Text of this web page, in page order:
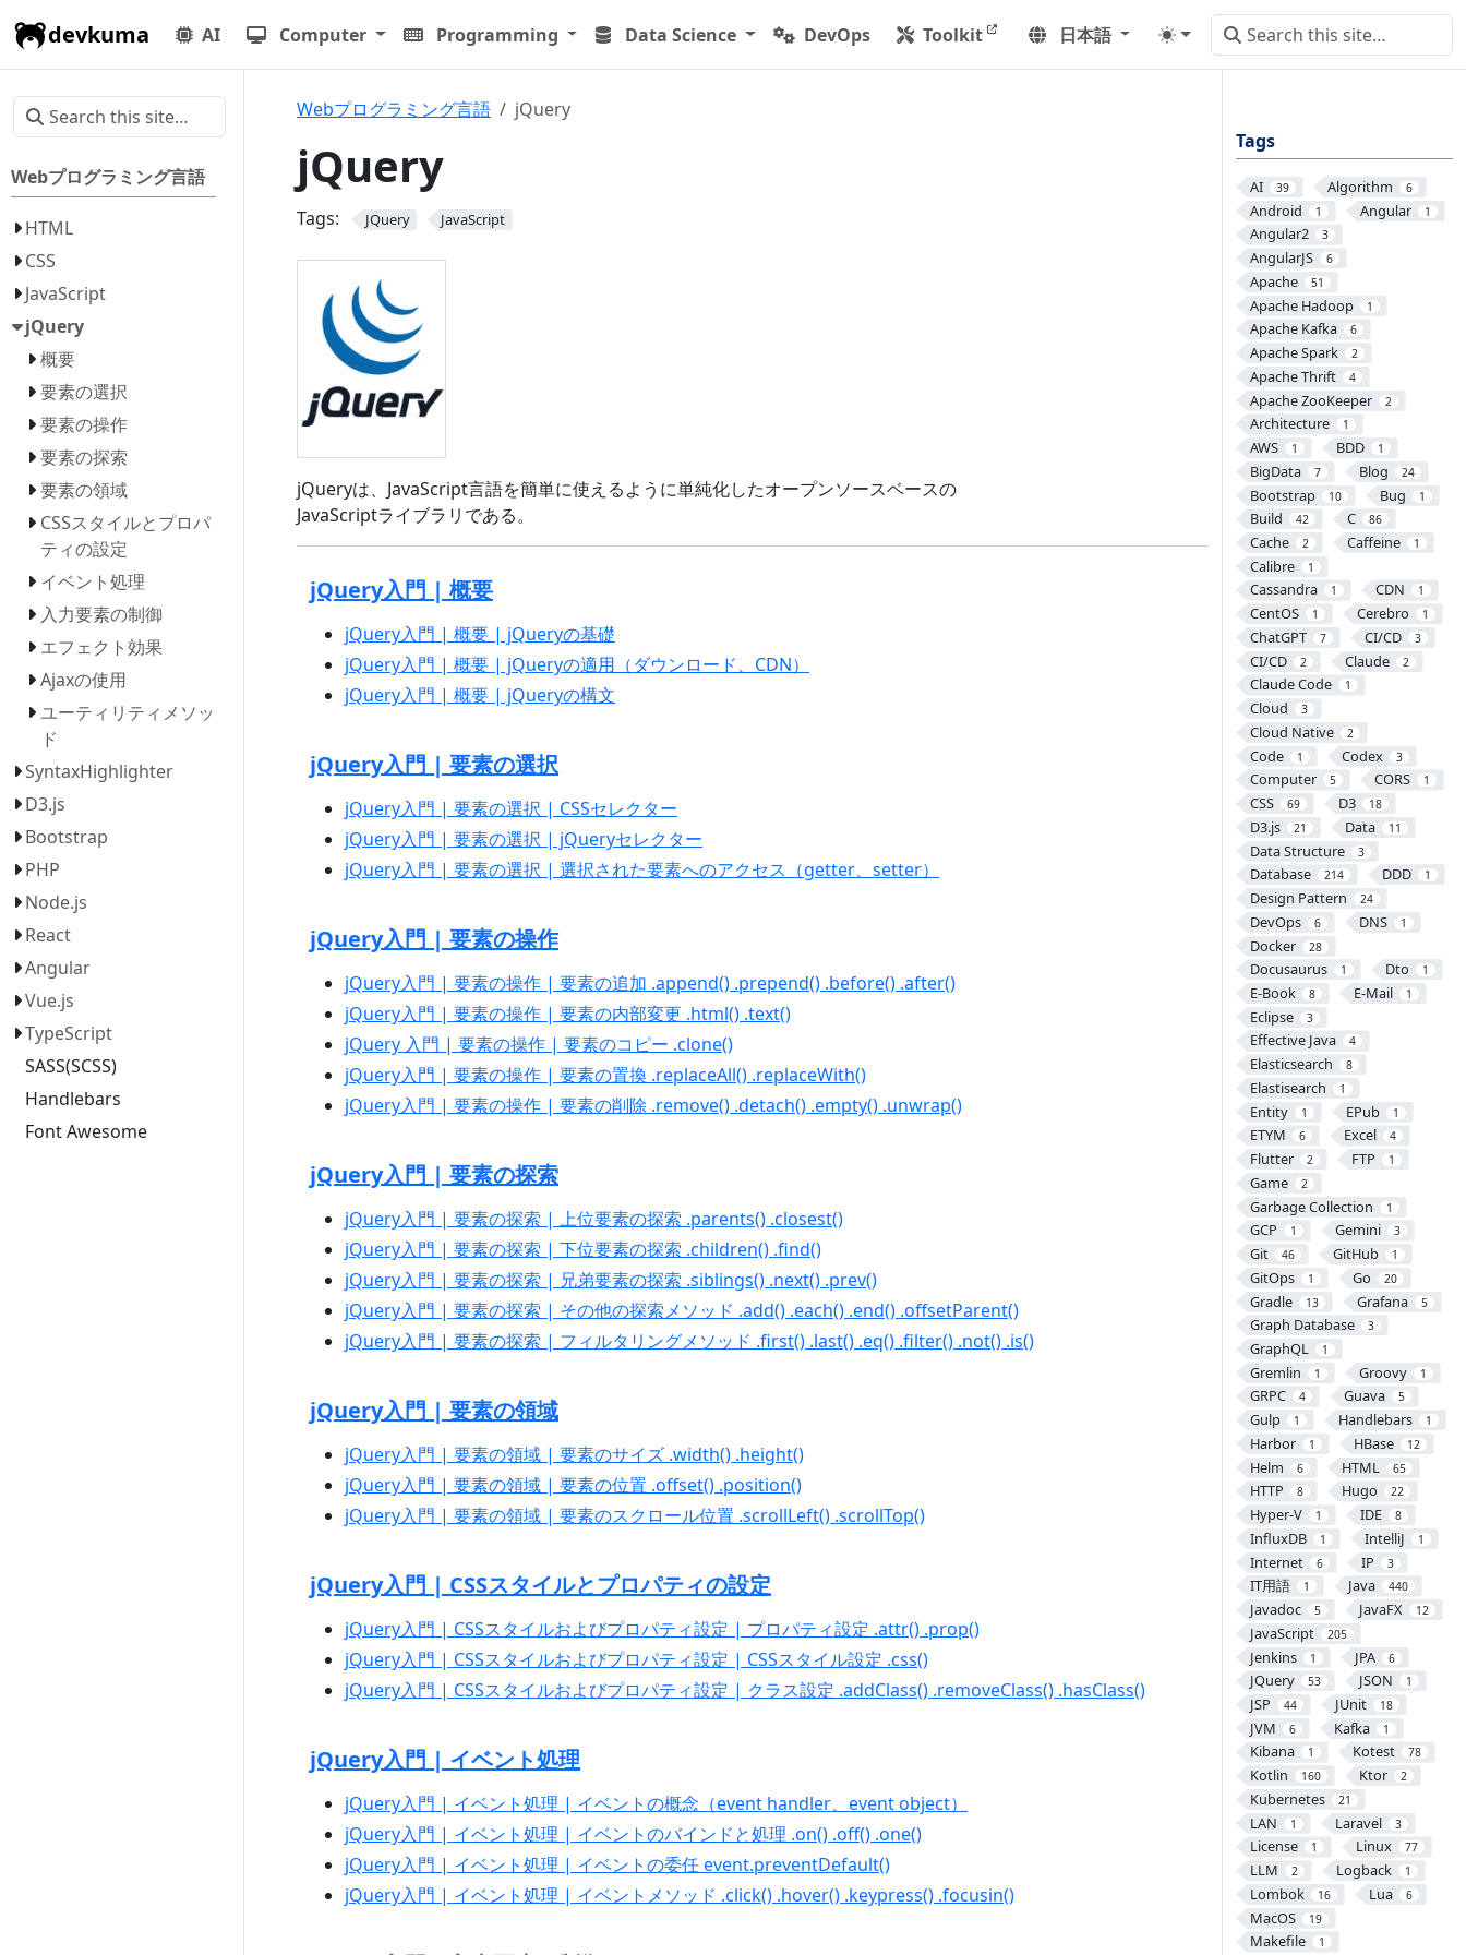
devkuma AI Computer Programming Data Science DevOps Toolkit 日本語
Webプログラミング言語
HTML
CSS
JavaScript
jQuery
概要
要素の選択
要素の操作
要素の探索
要素の領域
CSSスタイルとプロパ
ティの設定
イベント処理
入力要素の制御
エフェクト効果
Ajaxの使用
ユーティリティメソッ
ド
SyntaxHighlighter
D3.js
Bootstrap
PHP
Node.js
React
Angular
Vue.js
TypeScript
SASS(SCSS)
Handlebars
Font Awesome
Tags
AI 39 Algorithm 6
Android 1 Angular 1
Angular2 3
AngularJS 6
Apache 51
Apache Hadoop 1
Apache Kafka 6
Apache Spark 2
Apache Thrift 4
Apache ZooKeeper 2
Architecture 1
AWS 1 BDD 1
BigData 7 Blog 24
Bootstrap 10 Bug 1
Build 42 C 86
Cache 2 Caffeine 1
Calibre 1
Cassandra 1 CDN 1
CentOS 1 Cerebro 1
ChatGPT 7 CI/CD 3
CI/CD 2 Claude 2
Claude Code 1
Cloud 3
Cloud Native 2
Code 1 Codex 3
Computer 5 CORS 1
CSS 69 D3 18
D3.js 21 Data 11
Data Structure 3
Database 214 DDD 1
Design Pattern 24
DevOps 6 DNS 1
Docker 28
Docusaurus 1 Dto 1
E-Book 8 E-Mail 1
Eclipse 3
Effective Java 4
Elasticsearch 8
Elastisearch 1
Entity 1 EPub 1
ETYM 6 Excel 4
Flutter 2 FTP 1
Game 2
Garbage Collection 1
GCP 1 Gemini 3
Git 46 GitHub 1
GitOps 1 Go 20
Gradle 13 Grafana 5
Graph Database 3
GraphQL 1
Gremlin 1 Groovy 1
GRPC 4 Guava 5
Gulp 1 Handlebars 1
Harbor 1 HBase 12
Helm 6 HTML 65
HTTP 8 Hugo 22
Hyper-V 1 IDE 8
InfluxDB 1 IntelliJ 1
Internet 6 IP 3
IT用語 1 Java 440
Javadoc 5 JavaFX 12
JavaScript 205
Jenkins 1 JPA 6
JQuery 53 JSON 1
JSP 44 JUnit 18
JVM 6 Kafka 1
Kibana 1 Kotest 78
Kotlin 160 Ktor 2
Kubernetes 21
LAN 1 Laravel 3
License 1 Linux 77
LLM 2 Logback 1
Lombok 16 Lua 6
MacOS 19
Makefile 1
Webプログラミング言語 jQuery
jQuery
Tags: JQuery JavaScript
jQueryは、JavaScript言語を簡単に使えるように単純化したオープンソースベースの
JavaScriptライブラリである。
jQuery入門 | 概要
jQuery入門 | 概要 | jQueryの基礎
jQuery入門 | 概要 | jQueryの適用（ダウンロード、CDN）
jQuery入門 | 概要 | jQueryの構文
jQuery入門 | 要素の選択
jQuery入門 | 要素の選択 | CSSセレクター
jQuery入門 | 要素の選択 | jQueryセレクター
jQuery入門 | 要素の選択 | 選択された要素へのアクセス（getter、setter）
jQuery入門 | 要素の操作
jQuery入門 | 要素の操作 | 要素の追加 .append() .prepend() .before() .after()
jQuery入門 | 要素の操作 | 要素の内部変更 .html() .text()
jQuery 入門 | 要素の操作 | 要素のコピー .clone()
jQuery入門 | 要素の操作 | 要素の置換 .replaceAll() .replaceWith()
jQuery入門 | 要素の操作 | 要素の削除 .remove() .detach() .empty() .unwrap()
jQuery入門 | 要素の探索
jQuery入門 | 要素の探索 | 上位要素の探索 .parents() .closest()
jQuery入門 | 要素の探索 | 下位要素の探索 .children() .find()
jQuery入門 | 要素の探索 | 兄弟要素の探索 .siblings() .next() .prev()
jQuery入門 | 要素の探索 | その他の探索メソッド .add() .each() .end() .offsetParent()
jQuery入門 | 要素の探索 | フィルタリングメソッド .first() .last() .eq() .filter() .not() .is()
jQuery入門 | 要素の領域
jQuery入門 | 要素の領域 | 要素のサイズ .width() .height()
jQuery入門 | 要素の領域 | 要素の位置 .offset() .position()
jQuery入門 | 要素の領域 | 要素のスクロール位置 .scrollLeft() .scrollTop()
jQuery入門 | CSSスタイルとプロパティの設定
jQuery入門 | CSSスタイルおよびプロパティ設定 | プロパティ設定 .attr() .prop()
jQuery入門 | CSSスタイルおよびプロパティ設定 | CSSスタイル設定 .css()
jQuery入門 | CSSスタイルおよびプロパティ設定 | クラス設定 .addClass() .removeClass() .hasClass()
jQuery入門 | イベント処理
jQuery入門 | イベント処理 | イベントの概念（event handler、event object）
jQuery入門 | イベント処理 | イベントのバインドと処理 .on() .off() .one()
jQuery入門 | イベント処理 | イベントの委任 event.preventDefault()
jQuery入門 | イベント処理 | イベントメソッド .click() .hover() .keypress() .focusin()